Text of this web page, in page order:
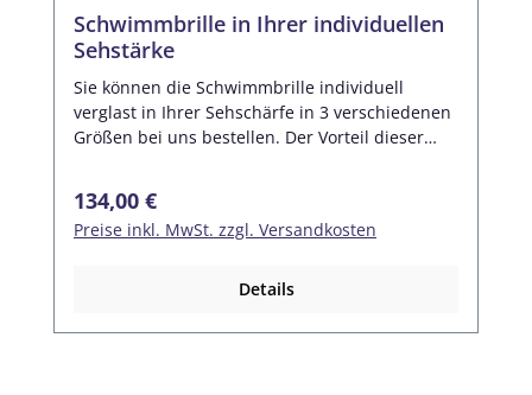
Schwimmbrille in Ihrer individuellen
Sehstärke
Sie können die Schwimmbrille individuell
verglast in Ihrer Sehschärfe in 3 verschiedenen
Größen bei uns bestellen. Der Vorteil dieser
jeder Augenoptiker die Gläser gegen neue
ersetzen. Natürlich auch wir! Das Kopfband der
verstellbar. Jede Brille wird mit 3 Nasenstegen
passt diese Brille bei schmalen bis hin zu
Regulärer Preis:
134,00 €
Preise inkl. MwSt. zzgl. Versandkosten
Details